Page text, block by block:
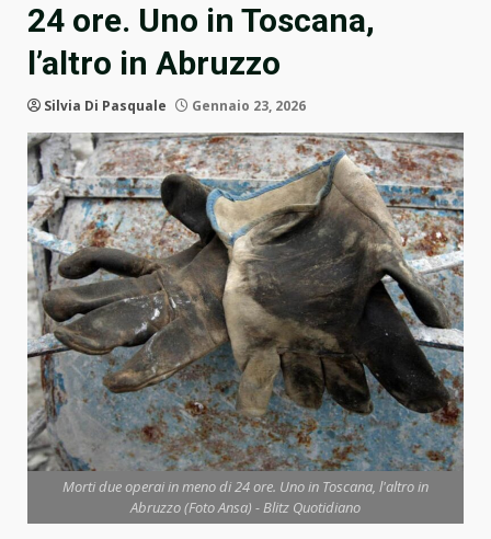
24 ore. Uno in Toscana,
l’altro in Abruzzo
Silvia Di Pasquale Gennaio 23, 2026
Morti due operai in meno di 24 ore. Uno in Toscana, l'altro in
Abruzzo (Foto Ansa) - Blitz Quotidiano